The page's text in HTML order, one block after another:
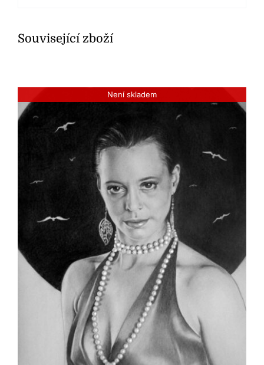
Související zboží
Není skladem